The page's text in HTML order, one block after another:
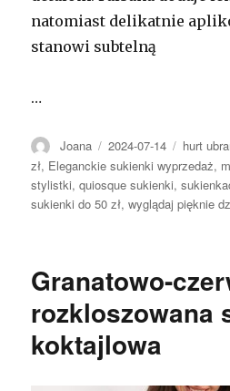
natomiast delikatnie
stanowi subtelną
…
Autor
Joana Opublikowano
2024-07-14 hurt
zł, Eleganckie sukienki wyprzedaż,
stylistki,quiosque sukienki,
sukienki do 50 zł,wyglądaj pięknie
Granatowo-
rozkloszowana
koktajlowa